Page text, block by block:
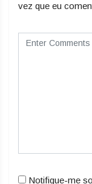
vez que eu
Notifique-me